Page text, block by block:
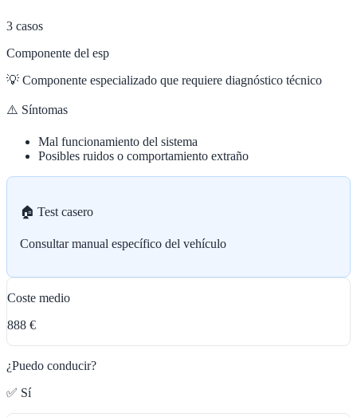
3 casos
Componente del esp
💡 Componente especializado que requiere diagnóstico técnico
⚠️ Síntomas
Mal funcionamiento del sistema
Posibles ruidos o comportamiento extraño
🏠 Test casero
Consultar manual específico del vehículo
Coste medio
888 €
¿Puedo conducir?
✅ Sí